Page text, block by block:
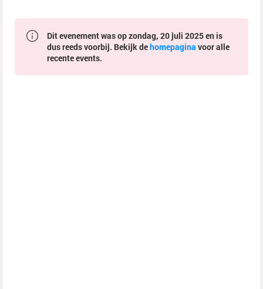
Dit evenement was op zondag, 20 juli 2025 en is
dus reeds voorbij. Bekijk dehomepagina voor alle
recente events.